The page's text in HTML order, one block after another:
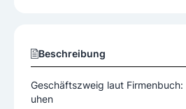
Beschreibung
Geschäftszweig laut
uhen